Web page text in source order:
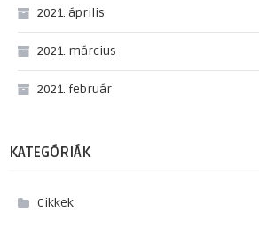
2021. április
2021. március
2021. február
KATEGÓRIÁK
Cikkek